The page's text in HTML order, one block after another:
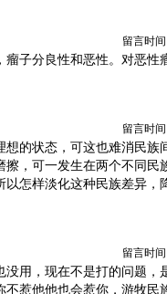
留言时间
瘤子分良性和恶性。对恶性
留言时间
想的状态，可这也难消民族
擦，可一发生在两个不同民
以怎样淡化这种民族差异，
留言时间
没用，现在不是打的问题，
不惹他他也会惹你，游牧民